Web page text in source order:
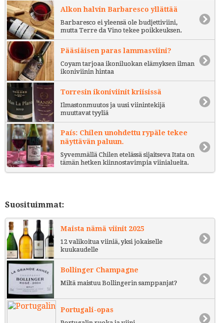
Alkon halvin Barbaresco yllättää
Barbaresco ei yleensä ole budjettiviini,
mutta Terre da Vino tekee poikkeuksen.
Pääsiäisen paras lammasviini?
Coyam tarjoaa ikoniluokan elämyksen ilman
ikoniviinin hintaa
Torresin ikoniviinit kriisissä
Ilmastonmuutos ja uusi viinintekijä
muuttavat tyyliä
País: Chilen unohdettu rypäle tekee
näyttävän paluun.
Syvemmällä Chilen etelässä sijaitseva Itata on
tämän hetken kiinnostavimpia viinialueita.
Suosituimmat:
Maista nämä viinit 2025
12 valikoitua viiniä, yksi jokaiselle
kuukaudelle
Bollinger Champagne
Miltä maistuu Bollingerin samppanjat?
Portugali-opas